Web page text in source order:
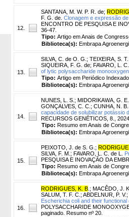
12.
SANTANA, M. W. P. R. de;
F. G. de. Clonagem e expressão
ENCONTRO DE PESQUISA E
36-47.
Tipo: Artigo em Anais de
Biblioteca(s): Embrapa
13.
SILVA, C. de O. G. ; TEIXEIRA, S. T.
SIQUEIRA, F. G. de; FAVARO, L.
of lytic polysaccharide
Tipo: Artigo em Periódico Indexado
Biblioteca(s): Embrapa
14.
NUNES, L. S. ; MIDORIKAWA, G.
GONÇALVES, C. C. ; CUNHA, N.
capacidade de solubilizar potássio
RECURSOS GENÉTICOS, 8.,
Tipo: Resumo em Anais de
Biblioteca(s): Embrapa
15.
PEIXOTO, J. de S. G. ;
SILVA, F. M. ; FAVARO, L. C. de L.
PESQUISA E INOVAÇÃO DA
Tipo: Resumo em Anais de
Biblioteca(s): Embrapa
16.
RODRIGUES, K. B ; MACÊDO, J.
SALUM, T. F. C. ; ABDELNUR, P. V.;
Escherichia coli and their
POLYSACCHARIDE
paginado. Resumo nº 20.